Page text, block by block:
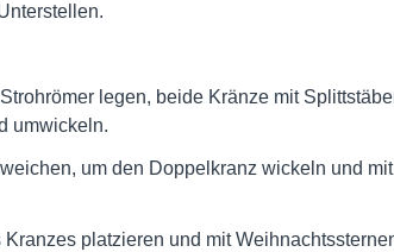
legen, beide Kränze mit
umwickeln.
um den Doppelkranz wickeln und
platzieren und mit